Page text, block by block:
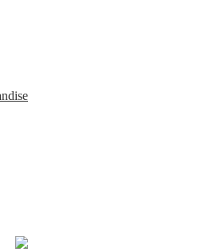
Limited
Trout